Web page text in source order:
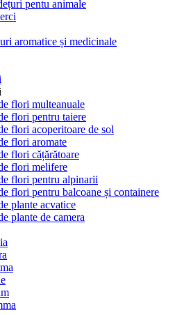
pentu animale
aromatice și medicinale
flori multeanuale
flori pentru taiere
flori acoperitoare de sol
flori aromate
flori cățărătoare
flori melifere
flori pentru alpinarii
flori pentru balcoane și containere
plante acvatice
plante de camera